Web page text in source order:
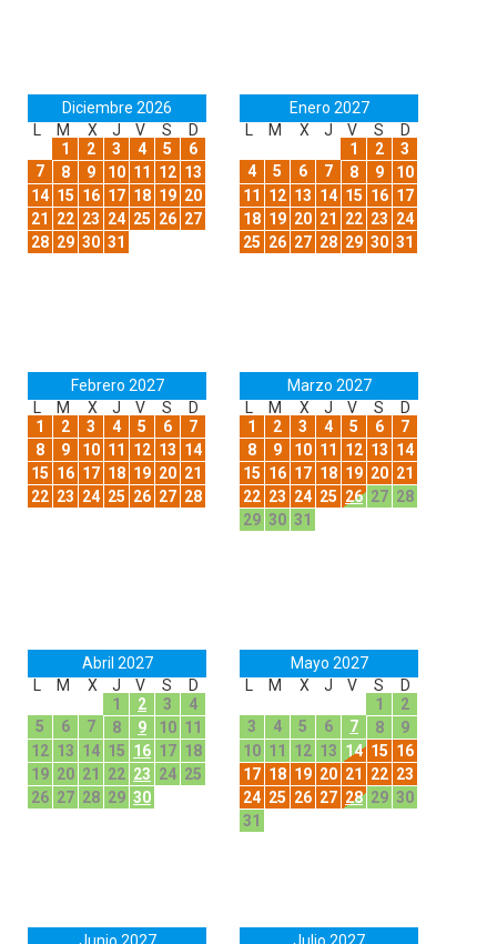
Diciembre 2026
L
M X J V S
D
1
2 3 4 5
6
7
8 9 10 11 12 13
14 15 16 17 18 19 20
21
22 23 24 25 26 27
28 29 30 31
Enero 2027
L
M X J V S
D
1
2
3
4
5 6 7 8 9
10
11
12 13 14 15 16 17
18 19 20 21 22 23 24
25 26 27 28 29 30 31
Febrero 2027
L
M X J V S
D
1
2 3 4 5 6
7
8
9 10 11 12 13 14
15 16 17 18 19 20 21
22 23 24 25 26 27 28
Marzo 2027
L
M X J V S
D
1
2 3 4 5 6
7
8
9 10 11 12 13 14
15 16 17 18 19 20 21
22 23 24 25 26 27 28
29 30 31
Abril 2027
L
M X J V S
D
1
2 3
4
5
6 7 8 9 10 11
12 13 14 15 16 17 18
19 20 21 22 23 24 25
26 27 28 29 30
Mayo 2027
L
M X J V S
D
1
2
3
4 5 6 7 8
9
10 11 12 13 14 15 16
17 18 19 20 21 22 23
24 25 26 27 28 29 30
31